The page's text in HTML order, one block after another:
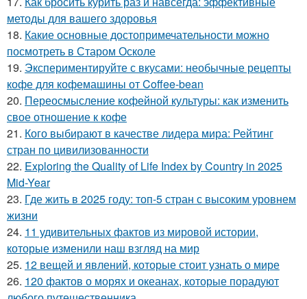
методы для вашего здоровья
18. Какие основные достопримечательности можно
посмотреть в Старом Осколе
19. Экспериментируйте с вкусами: необычные рецепты
кофе для кофемашины от Coffee-bean
20. Переосмысление кофейной культуры: как изменить
свое отношение к кофе
21. Кого выбирают в качестве лидера мира: Рейтинг
стран по цивилизованности
22. Exploring the Quality of Life Index by Country in 2025
Mid-Year
23. Где жить в 2025 году: топ-5 стран с высоким уровнем
жизни
24. 11 удивительных фактов из мировой истории,
которые изменили наш взгляд на мир
25. 12 вещей и явлений, которые стоит узнать о мире
26. 120 фактов о морях и океанах, которые порадуют